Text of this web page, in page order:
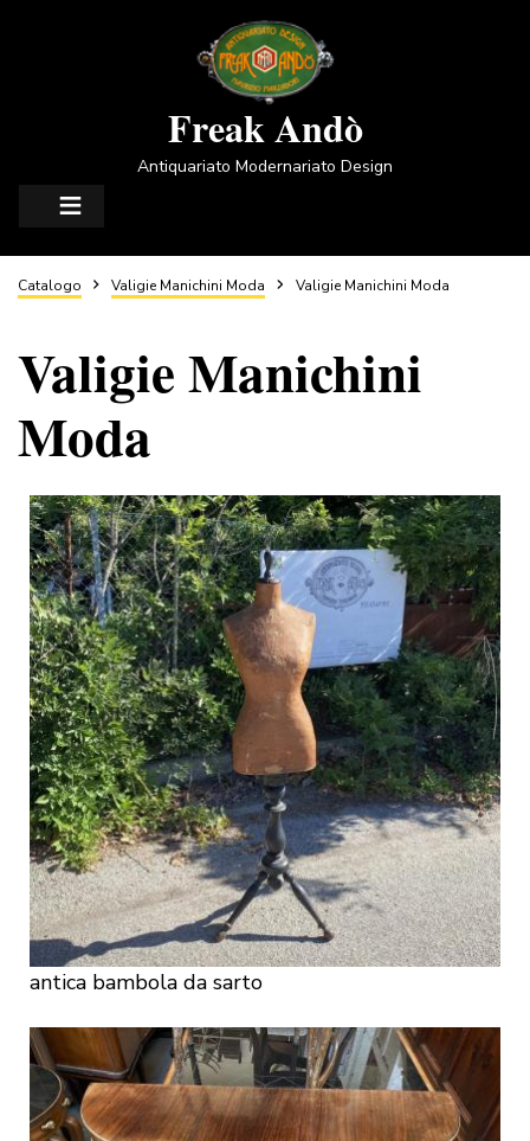
Freak Andò
Antiquariato Modernariato Design
Briciole
di
pane
Catalogo Valigie Manichini Moda Valigie Manichini Moda
Valigie Manichini
Moda
antica bambola da sarto